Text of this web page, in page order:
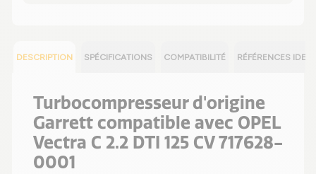
DESCRIPTION SPÉCIFICATIONS COMPATIBILITÉ RÉFÉRENCES
Turbocompresseur d'origine
Garrett compatible avec OPEL
Vectra C 2.2 DTI 125 CV 717628-
0001